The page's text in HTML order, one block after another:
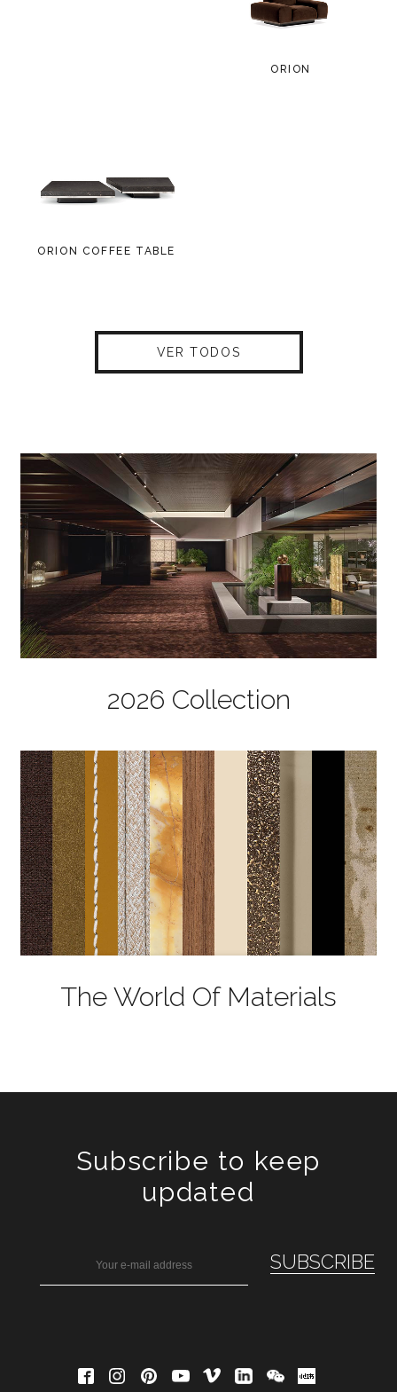
ORION
ORION COFFEE TABLE
VER TODOS
2026 Collection
The World Of Materials
Subscribe to keep
updated